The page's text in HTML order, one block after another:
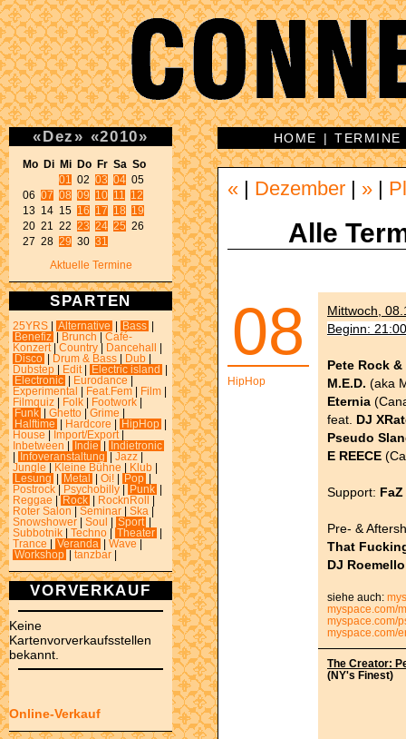
«Dez » «2010»
Mo Di Mi Do Fr Sa So
01
02 03 04 05
06 07 08 09 10 11
12
13 14 15 16 17 18
19
20 21 22 23 24 25 26
27 28 29 30 31
Aktuelle Termine
SPARTEN
25YRS Alternative Bass
Benefiz
Brunch
Café-
Konzert
Country Dancehall
Disco
Drum & Bass Dub
Dubstep
Edit Electric island
Electronic
Eurodance
Experimental
Feat.Fem Film
Filmquiz
Folk Footwork
Funk
Ghetto Grime
Halftime
Hardcore HipHop
House
Import/Export
Inbetween
Indie
Indietronic
Infoveranstaltung Jazz
Jungle
Kleine Bühne Klub
Lesung
Metal Oi! Pop
Postrock
Psychobilly Punk
Reggae
Rock RocknRoll
Roter Salon
Seminar Ska
Snowshower
Soul Sport
Subbotnik
Techno Theater
Trance
Veranda Wave
Workshop
tanzbar
VORVERKAUF
Keine
Kartenvorverkaufsstellen
bekannt.
Online-Verkauf
HOME |TERMINE
« Dezember »
Alle
08
HipHop
Mittwoch,
Beginn:
Pete Rock
M.E.D. (aka
Eternia
feat. DJ
Pseudo
E REECE
Support: FaZ
Pre- &
That
DJ Roemello
siehe auch:
myspace.com/
myspace.com/
myspace.com/
The Creator:
(NY's Finest)